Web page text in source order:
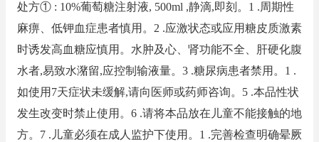
处方① : 10%葡萄糖注射液, 500ml ,静滴,即刻。1 .周期性
麻痹、低钾血症患者慎用。2 .应激状态或应用糖皮质激素
时诱发高血糖应慎用。水肿及心、肾功能不全、肝硬化腹
水者,易致水潴留,应控制输液量。3 .糖尿病患者禁用。1 .
如使用7天症状未缓解,请向医师或药师咨询。5 .本品性状
发生改变时禁止使用。6 .请将本品放在儿童不能接触的地
方。7 .儿童必须在成人监护下使用。1 .完善检查明确晕厥